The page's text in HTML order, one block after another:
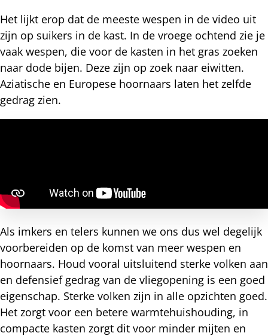
Het lijkt erop dat de meeste wespen in de video uit
zijn op suikers in de kast. In de vroege ochtend zie je
vaak wespen, die voor de kasten in het gras zoeken
naar dode bijen. Deze zijn op zoek naar eiwitten.
Aziatische en Europese hoornaars laten het zelfde
gedrag zien.
Als imkers en telers kunnen we ons dus wel degelijk
voorbereiden op de komst van meer wespen en
hoornaars. Houd vooral uitsluitend sterke volken aan
en defensief gedrag van de vliegopening is een goed
eigenschap. Sterke volken zijn in alle opzichten goed.
Het zorgt voor een betere warmtehuishouding, in
compacte kasten zorgt dit voor minder mijten en